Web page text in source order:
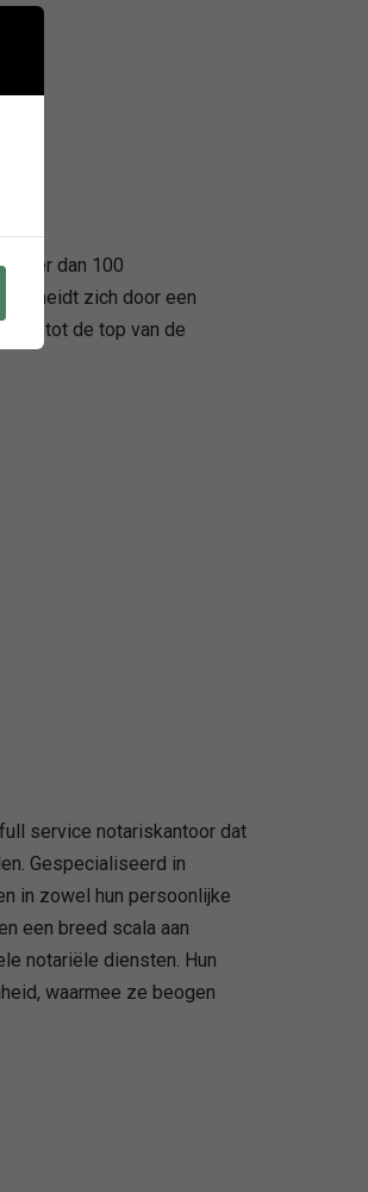
meer dan 100
zich door een
tot de top van de
service notariskantoor dat
Gespecialiseerd in
in zowel hun persoonlijke
een breed scala aan
notariële diensten. Hun
waarmee ze beogen